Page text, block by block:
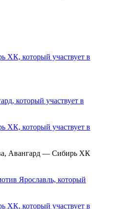
Авангард — Сибирь ХК